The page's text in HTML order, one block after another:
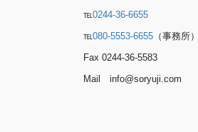
℡0244-36-6655
℡080-5553-6655 （事務所）
Fax 0244-36-5583
Mail info@soryuji.com